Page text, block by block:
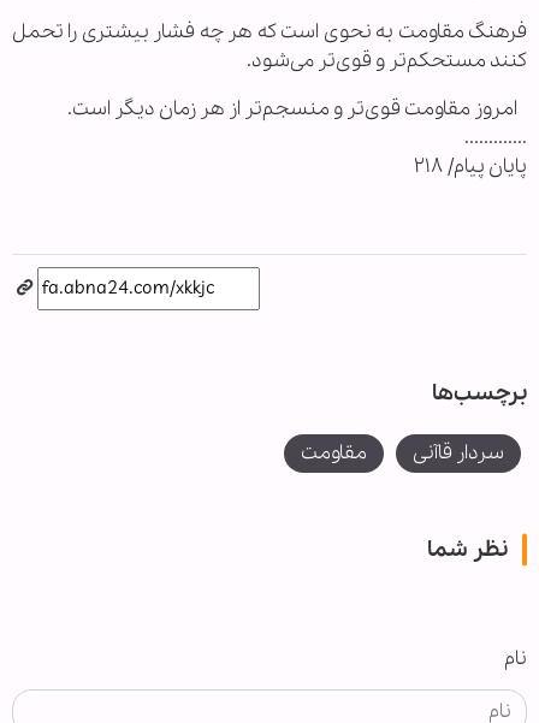
فرهنگ مقاومت به نحوی است که هر چه فشار بیشتری را تحمل
کنند مستحکم‌تر و قوی‌تر می‌شود.
امروز مقاومت قوی‌تر و منسجم‌تر از هر زمان دیگر است.
.............
پایان پیام/ ۲۱۸
برچسب‌ها
سردار قاآنی مقاومت
نظر شما
نام